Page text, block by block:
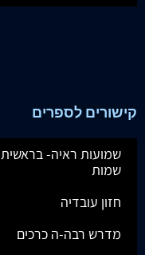
קישורים לספרים
שמועות ראיה- בראשית
שמות
חזון עובדיה
מדרש רבה-ה כרכים